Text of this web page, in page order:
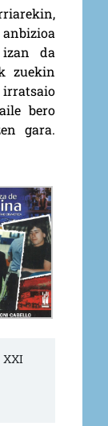
da
zuekin
bero
gara.
XXI